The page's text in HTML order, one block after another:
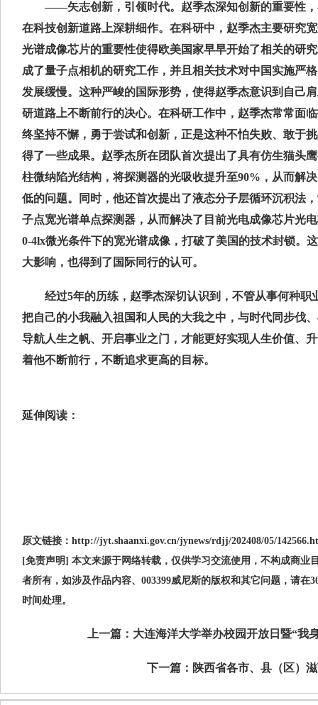
——矢志创新，引领时代。赵季杰深知创新的重要性，
在科技创新道路上深耕细作。在科研中，赵季杰主要研究
光谱成像芯片的重要性使得欧美国家早早开始了相关的研
成了量子点相机的研究工作，并且相关技术对中国实施严
发展缓慢。这种严峻的国际形势，使得赵季杰意识到自己
研道路上不断前行的决心。在科研工作中，赵季杰常常面
终坚持不懈，勇于尝试和创新，正是这种不怕失败、敢于
得了一些成果。赵季杰所在团队首次提出了具有仿生猫头
柱微纳陷光结构，将探测器的光吸收提升至90%，从而解
低的问题。同时，他还首次提出了液态分子层循环沉积法
子点宽光谱单点探测器，从而解决了目前光电成像芯片光
0-4lx微光条件下的宽光谱成像，打破了美国的技术封锁。
大影响，也得到了国际同行的认可。
经过5年的历练，赵季杰深切认识到，不管从事何种职
把自己的小我融入祖国和人民的大我之中，与时代同步伐
导航人生之帆、开启事业之门，才能更好实现人生价值、
着他不断前行，不断追求更高的目标。
延伸阅读：
原文链接：http://jyt.shaanxi.gov.cn/jynews/rdjj/202408/05/
[免责声明] 本文来源于网络转载，仅供学习交流使用，不构成商业
者所有，如涉及作品内容、003399威尼斯的版权和其它问题，请在
时间处理。
上一篇： 大连海洋大学举办校园开放日暨“我
下一篇： 陕西省各市、县（区）